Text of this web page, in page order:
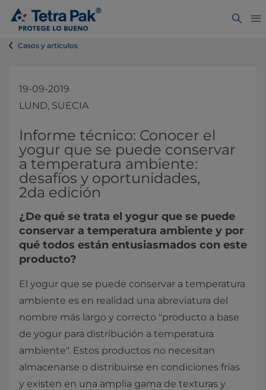
Casos y artículos
19-09-2019
LUND, SUECIA
​​​​​​​​​​​​​​​​​​​​​​​​​​​​​​​​​​​​​​​​​​Informe técnico: Conocer el
yogur que se puede conservar
a temperatura ambiente:
desafíos y oportunidades,
2da edición​
¿De qué se trata el yogur que se puede
conservar a temperatura ambiente y por
qué todos están entusiasmados con este
producto?
El yogur que se puede conservar a temperatura
ambiente es en realidad una abreviatura del
nombre más largo y correcto "producto a base
de yogur para distribución a temperatura
ambiente". Estos productos no necesitan
almacenarse o distribuirse en condiciones frías
y existen en una amplia gama de texturas y